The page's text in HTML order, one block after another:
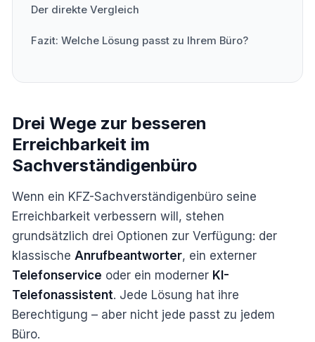
Der direkte Vergleich
Fazit: Welche Lösung passt zu Ihrem Büro?
Drei Wege zur besseren
Erreichbarkeit im
Sachverständigenbüro
Wenn ein KFZ-Sachverständigenbüro seine
Erreichbarkeit verbessern will, stehen
grundsätzlich drei Optionen zur Verfügung: der
klassische Anrufbeantworter, ein externer
Telefonservice oder ein moderner KI-
Telefonassistent. Jede Lösung hat ihre
Berechtigung – aber nicht jede passt zu jedem
Büro.